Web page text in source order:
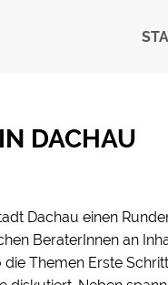
DACHAU
Dachau einen
BeraterInnen an
Themen Erste